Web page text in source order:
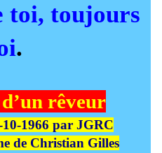
toi, toujours
.
d’un rêveur
10-1966 par JGRC
de Christian Gilles